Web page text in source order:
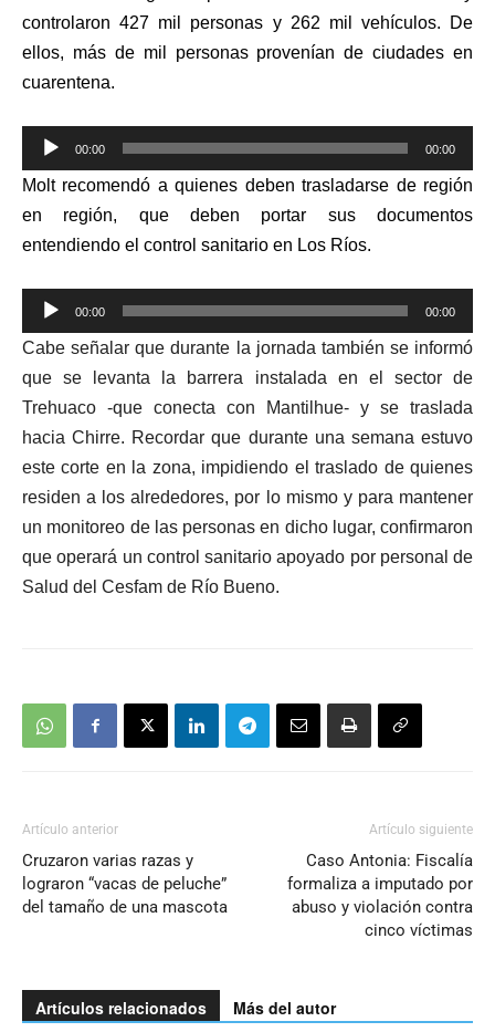
controlaron 427 mil personas y 262 mil vehículos. De
ellos, más de mil personas provenían de ciudades en
cuarentena.
Reproductor
de
audio
00:00 00:00
Molt recomendó a quienes deben trasladarse de región
en región, que deben portar sus documentos
entendiendo el control sanitario en Los Ríos.
Reproductor
de
audio
00:00 00:00
Cabe señalar que durante la jornada también se informó
que se levanta la barrera instalada en el sector de
Trehuaco -que conecta con Mantilhue- y se traslada
hacia Chirre. Recordar que durante una semana estuvo
este corte en la zona, impidiendo el traslado de quienes
residen a los alrededores, por lo mismo y para mantener
un monitoreo de las personas en dicho lugar, confirmaron
que operará un control sanitario apoyado por personal de
Salud del Cesfam de Río Bueno.
Artículo anterior
Cruzaron varias razas y
lograron “vacas de peluche”
del tamaño de una mascota
Artículo siguiente
Caso Antonia: Fiscalía
formaliza a imputado por
abuso y violación contra
cinco víctimas
Artículos relacionados Más del autor